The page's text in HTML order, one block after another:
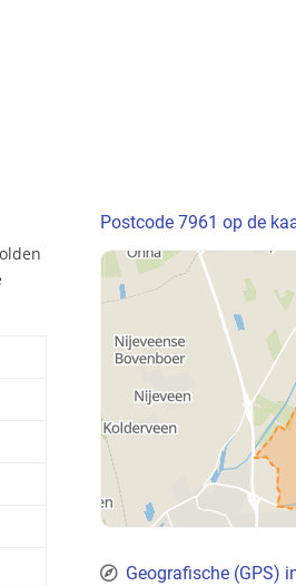
Postcode 7961 op de
Geografische (GPS)